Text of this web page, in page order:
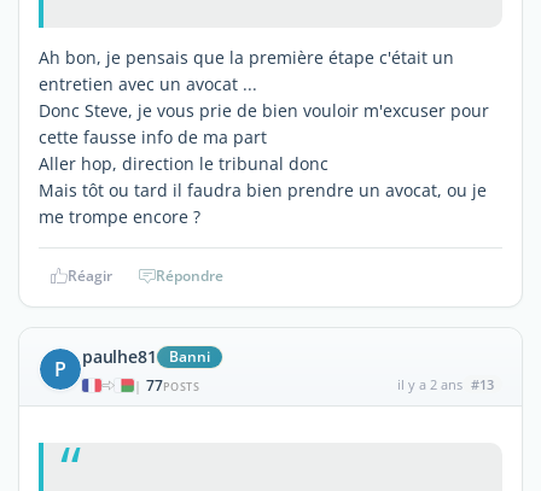
Ah bon, je pensais que la première étape c'était un
entretien avec un avocat ...
Donc Steve, je vous prie de bien vouloir m'excuser pour
cette fausse info de ma part
Aller hop, direction le tribunal donc
Mais tôt ou tard il faudra bien prendre un avocat, ou je
me trompe encore ?
Réagir Répondre
P paulhe81 Banni
| 77POSTS il y a 2 ans #13